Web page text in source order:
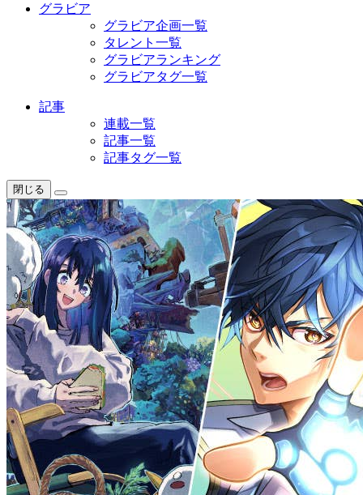
グラビア
グラビア企画一覧
タレント一覧
グラビアランキング
グラビアタグ一覧
記事
連載一覧
記事一覧
記事タグ一覧
閉じる